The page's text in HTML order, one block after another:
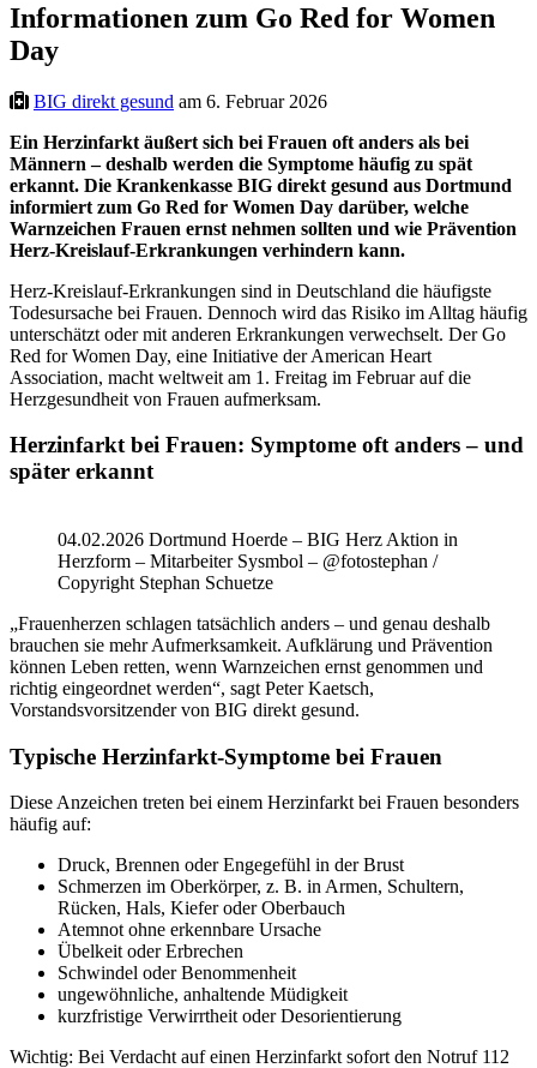
Informationen zum Go Red for Women
Day
BIG direkt gesund am 6. Februar 2026
Ein Herzinfarkt äußert sich bei Frauen oft anders als bei
Männern – deshalb werden die Symptome häufig zu spät
erkannt. Die Krankenkasse BIG direkt gesund aus Dortmund
informiert zum Go Red for Women Day darüber, welche
Warnzeichen Frauen ernst nehmen sollten und wie Prävention
Herz‑Kreislauf‑Erkrankungen verhindern kann.
Herz‑Kreislauf‑Erkrankungen sind in Deutschland die häufigste
Todesursache bei Frauen. Dennoch wird das Risiko im Alltag häufig
unterschätzt oder mit anderen Erkrankungen verwechselt. Der Go
Red for Women Day, eine Initiative der American Heart
Association, macht weltweit am 1. Freitag im Februar auf die
Herzgesundheit von Frauen aufmerksam.
Herzinfarkt bei Frauen: Symptome oft anders – und
später erkannt
04.02.2026 Dortmund Hoerde – BIG Herz Aktion in
Herzform – Mitarbeiter Sysmbol – @fotostephan /
Copyright Stephan Schuetze
„Frauenherzen schlagen tatsächlich anders – und genau deshalb
brauchen sie mehr Aufmerksamkeit. Aufklärung und Prävention
können Leben retten, wenn Warnzeichen ernst genommen und
richtig eingeordnet werden“, sagt Peter Kaetsch,
Vorstandsvorsitzender von BIG direkt gesund.
Typische Herzinfarkt-Symptome bei Frauen
Diese Anzeichen treten bei einem Herzinfarkt bei Frauen besonders
häufig auf:
Druck, Brennen oder Engegefühl in der Brust
Schmerzen im Oberkörper, z. B. in Armen, Schultern,
Rücken, Hals, Kiefer oder Oberbauch
Atemnot ohne erkennbare Ursache
Übelkeit oder Erbrechen
Schwindel oder Benommenheit
ungewöhnliche, anhaltende Müdigkeit
kurzfristige Verwirrtheit oder Desorientierung
Wichtig: Bei Verdacht auf einen Herzinfarkt sofort den Notruf 112